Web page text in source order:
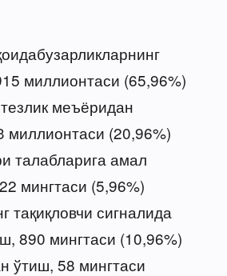
миллионтаси (65,96%)
меъёридан
(20,96%)
талабларига амал
мингтаси (5,96%)
тақиқловчи сигналида
890 мингтаси (10,96%)
ўтиш, 58 мингтаси